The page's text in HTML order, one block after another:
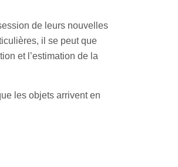
de leurs nouvelles
il se peut que
et l’estimation de la
les objets arrivent en